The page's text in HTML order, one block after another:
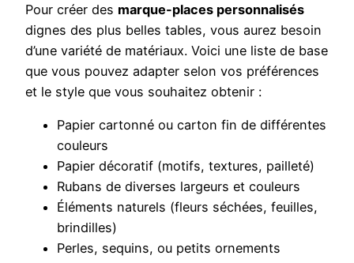
Pour créer des marque-places personnalisés
dignes des plus belles tables, vous aurez besoin
d’une variété de matériaux. Voici une liste de base
que vous pouvez adapter selon vos préférences
et le style que vous souhaitez obtenir :
Papier cartonné ou carton fin de différentes
couleurs
Papier décoratif (motifs, textures, pailleté)
Rubans de diverses largeurs et couleurs
Éléments naturels (fleurs séchées, feuilles,
brindilles)
Perles, sequins, ou petits ornements